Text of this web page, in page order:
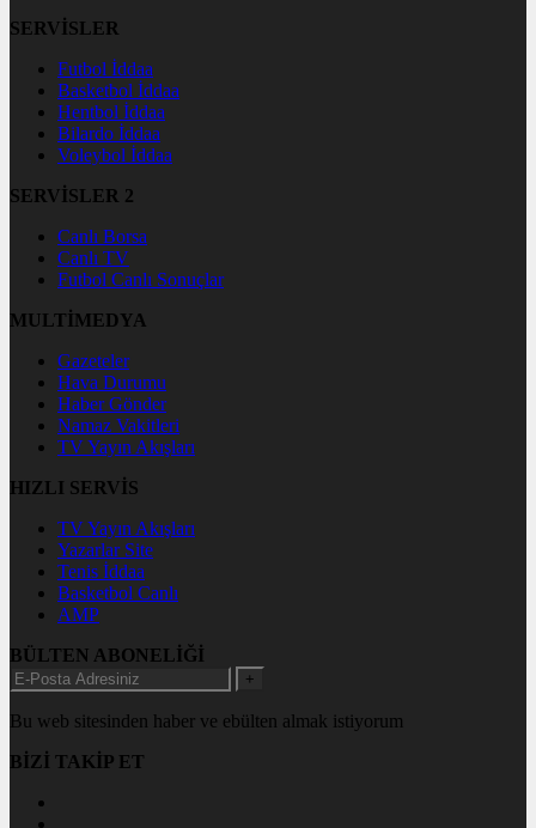
SERVİSLER
Futbol İddaa
Basketbol İddaa
Hentbol İddaa
Bilardo İddaa
Voleybol İddaa
SERVİSLER 2
Canlı Borsa
Canlı TV
Futbol Canlı Sonuçlar
MULTİMEDYA
Gazeteler
Hava Durumu
Haber Gönder
Namaz Vakitleri
TV Yayın Akışları
HIZLI SERVİS
TV Yayın Akışları
Yazarlar Site
Tenis İddaa
Basketbol Canlı
AMP
BÜLTEN ABONELİĞİ
+
Bu web sitesinden haber ve ebülten almak istiyorum
BİZİ TAKİP ET